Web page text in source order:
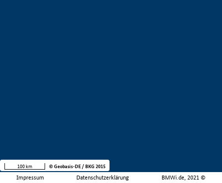
Impressum Datenschutzerklärung BMWi.de, 2021 ©
100 km © Geobasis-DE / BKG 2015